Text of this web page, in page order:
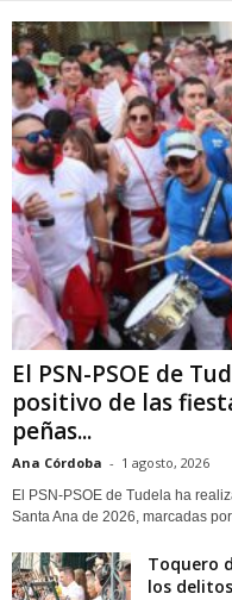
El PSN-PSOE de
positivo de las
peñas...
Ana Córdoba - 1 agosto, 2026
El PSN-PSOE de Tudela ha
Santa Ana de 2026, marcadas
Toquero
los